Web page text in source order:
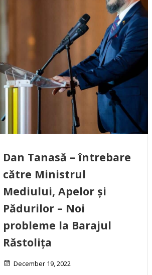
Dan Tanasă – întrebare
către Ministrul
Mediului, Apelor și
Pădurilor – Noi
probleme la Barajul
Răstolița
December 19, 2022